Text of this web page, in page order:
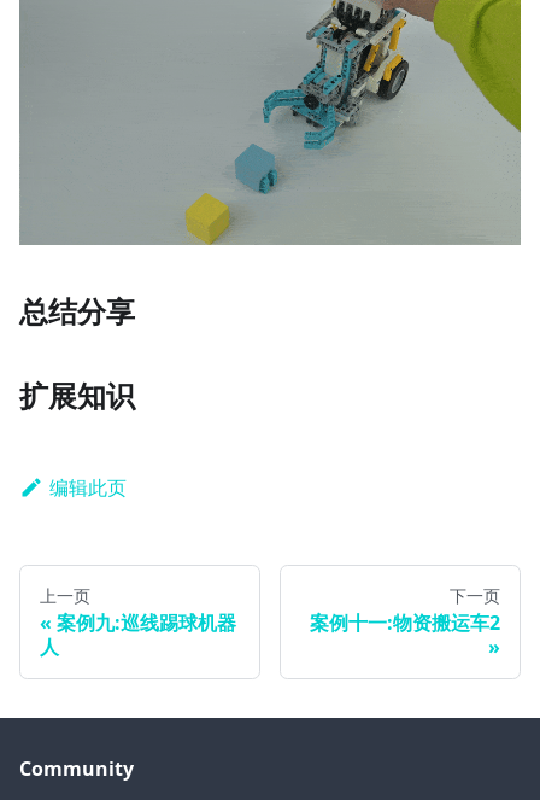
总结分享
扩展知识
编辑此页
上一页
案例九:巡线踢球机器
人
下一页
案例十一:物资搬运车2
Community